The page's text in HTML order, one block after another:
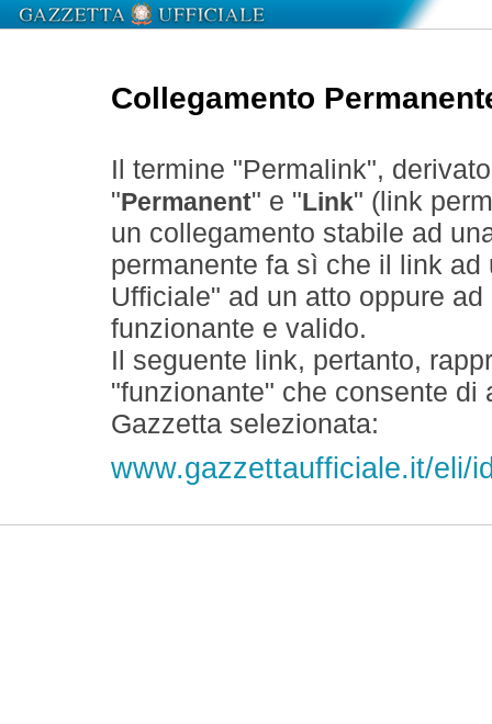
Collegamento
Il termine "Permalink",
" Permanent" e " Link" (link
un collegamento stabile ad
permanente fa sì che il link
Ufficiale" ad un atto oppure
funzionante e valido.
Il seguente link, pertanto,
"funzionante" che consente
Gazzetta selezionata:
www.gazzettaufficiale.it/eli/